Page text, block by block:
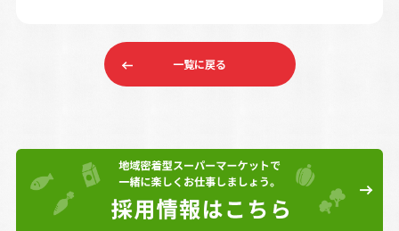
一覧に戻る